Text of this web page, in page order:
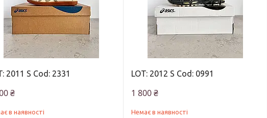
2011 S Cod: 2331
₴
в наявності
LOT: 2012 S Cod: 0991
1 800 ₴
Немає в наявності